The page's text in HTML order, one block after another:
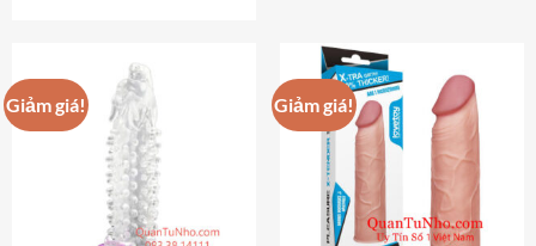
có
nhiều
biến
thể.
Các
tùy
chọn
Giảm giá! Giảm giá!